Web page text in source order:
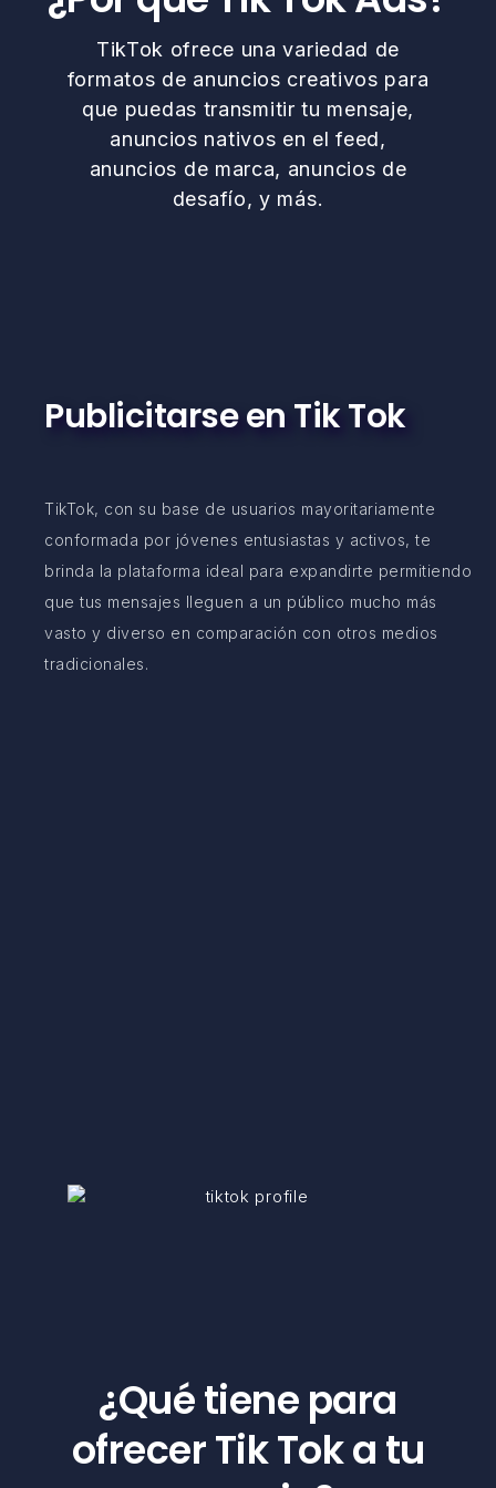
TikTok ofrece una variedad de
formatos de anuncios creativos para
que puedas transmitir tu mensaje,
anuncios nativos en el feed,
anuncios de marca, anuncios de
desafío, y más.
Publicitarse en Tik Tok
TikTok, con su base de usuarios mayoritariamente
conformada por jóvenes entusiastas y activos, te
brinda la plataforma ideal para expandirte permitiendo
que tus mensajes lleguen a un público mucho más
vasto y diverso en comparación con otros medios
tradicionales.
¿Qué tiene para
ofrecer Tik Tok a tu